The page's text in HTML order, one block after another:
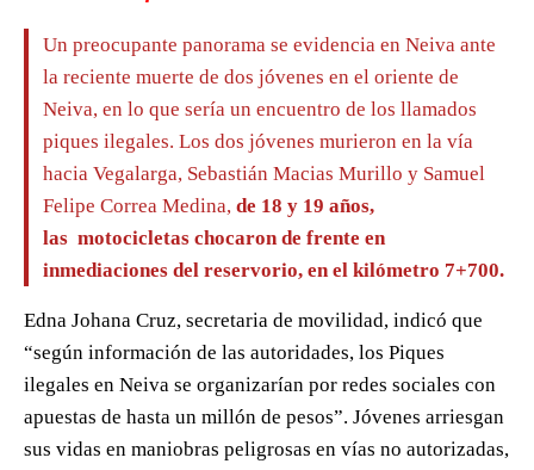
Un preocupante panorama se evidencia en Neiva ante
la reciente muerte de dos jóvenes en el oriente de
Neiva, en lo que sería un encuentro de los llamados
piques ilegales. Los dos jóvenes murieron en la vía
hacia Vegalarga, Sebastián Macias Murillo y Samuel
Felipe Correa Medina, de 18 y 19 años,
las motocicletas chocaron de frente en
inmediaciones del reservorio, en el kilómetro 7+700.
Edna Johana Cruz, secretaria de movilidad, indicó que
“según información de las autoridades, los Piques
ilegales en Neiva se organizarían por redes sociales con
apuestas de hasta un millón de pesos”. Jóvenes arriesgan
sus vidas en maniobras peligrosas en vías no autorizadas,